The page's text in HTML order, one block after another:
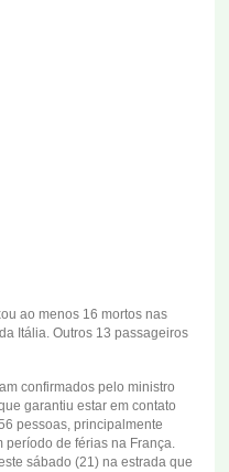
ao menos 16 mortos nas
Itália. Outros 13 passageiros
confirmados pelo ministro
garantiu estar em contato
pessoas, principalmente
período de férias na França.
sábado (21) na estrada que